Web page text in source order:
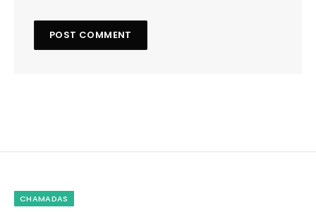
CHAMADAS